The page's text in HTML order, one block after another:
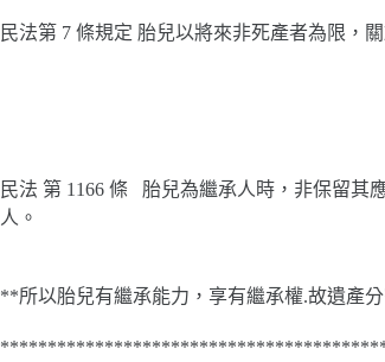
民法第 7 條規定 胎兒以將來非死產者為限，
民法 第 1166 條 胎兒為繼承人時，非保留其
人。
**所以胎兒有繼承能力，享有繼承權.故遺產